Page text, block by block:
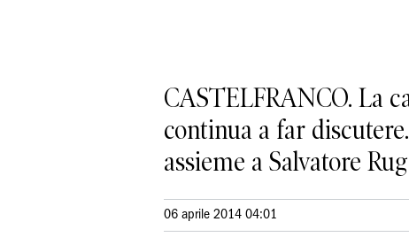
CASTELFRANCO. La
continua a far
assieme a Salvatore
06 aprile 2014 04:01